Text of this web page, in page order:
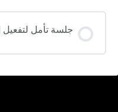
جلسة تأمل لتفعيل